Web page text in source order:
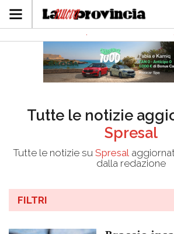
Tutte le notizie
Spresal
Tutte le notizie su Spresal
dalla redazione
FILTRI